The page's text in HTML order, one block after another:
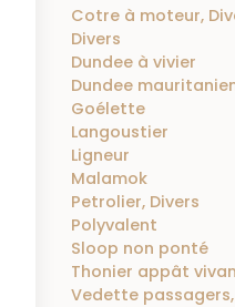
Cotre à moteur,
Divers
Dundee à vivier
Dundee
Goélette
Langoustier
Ligneur
Malamok
Petrolier, Divers
Polyvalent
Sloop non ponté
Thonier appât
Vedette passagers,